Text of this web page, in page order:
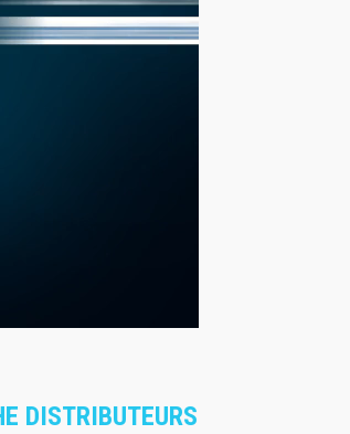
DISTRIBUTEURS